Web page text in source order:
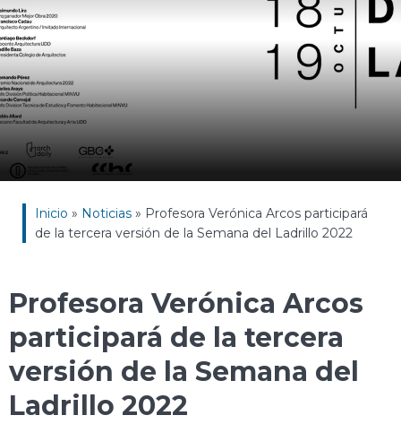
Inicio » Noticias » Profesora Verónica Arcos participará
de la tercera versión de la Semana del Ladrillo 2022
Profesora Verónica Arcos
participará de la tercera
versión de la Semana del
Ladrillo 2022